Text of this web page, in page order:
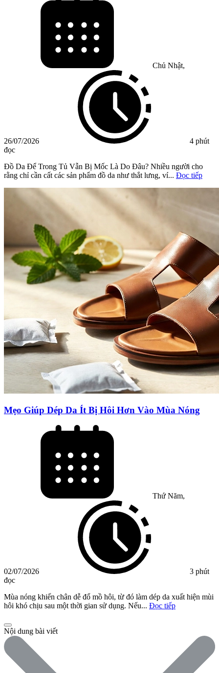
Chủ Nhật,
26/07/2026
4 phút
đọc
Đồ Da Để Trong Tủ Vẫn Bị Mốc Là Do Đâu? Nhiều người cho
rằng chỉ cần cất các sản phẩm đồ da như thắt lưng, ví... Đọc tiếp
Mẹo Giúp Dép Da Ít Bị Hôi Hơn Vào Mùa Nóng
Thứ Năm,
02/07/2026
3 phút
đọc
Mùa nóng khiến chân dễ đổ mồ hôi, từ đó làm dép da xuất hiện mùi
hôi khó chịu sau một thời gian sử dụng. Nếu... Đọc tiếp
Nội dung bài viết